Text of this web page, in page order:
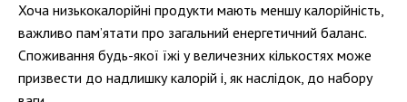
Хоча низькокалорійні продукти мають меншу калорійність,
важливо пам’ятати про загальний енергетичний баланс.
Споживання будь-якої їжі у величезних кількостях може
призвести до надлишку калорій і, як наслідок, до набору